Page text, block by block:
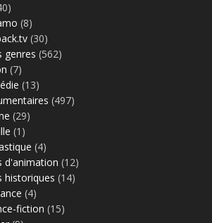
(8)
(30)
genres (562)
(7)
(13)
(497)
(29)
(1)
(4)
d'animation (12)
historiques (14)
(4)
fiction (15)